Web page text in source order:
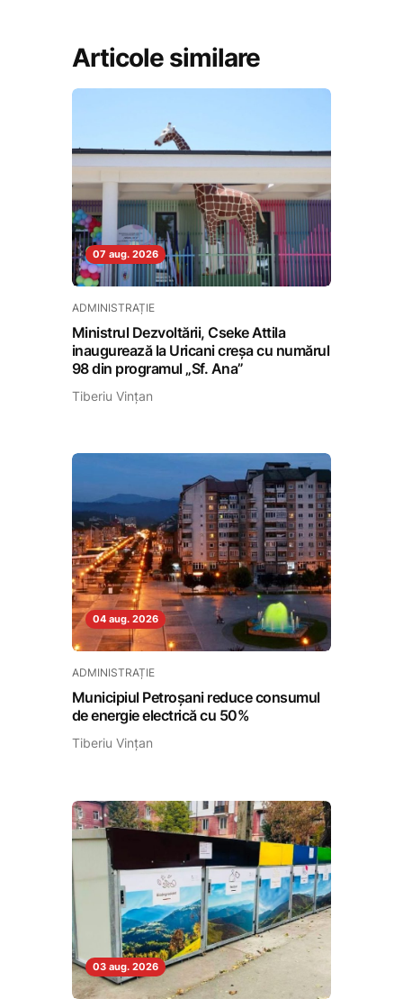
Articole similare
07 aug. 2026
ADMINISTRAȚIE
Ministrul Dezvoltării, Cseke Attila
inaugurează la Uricani creșa cu numărul
98 din programul „Sf. Ana”
Tiberiu Vințan
04 aug. 2026
ADMINISTRAȚIE
Municipiul Petroșani reduce consumul
de energie electrică cu 50%
Tiberiu Vințan
03 aug. 2026